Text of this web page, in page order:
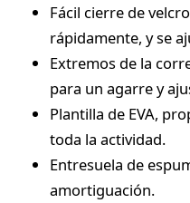
Fácil cierre de
rápidamente, y se
Extremos de la
para un agarre y
Plantilla de EVA,
toda la actividad.
Entresuela de
amortiguación.